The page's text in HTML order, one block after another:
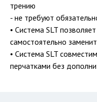
трению
- не требуют
• Система SLT
самостоятельно
• Система SLT
перчатками без